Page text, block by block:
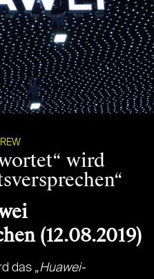
wird
(12.08.2019)
das „Huawei-